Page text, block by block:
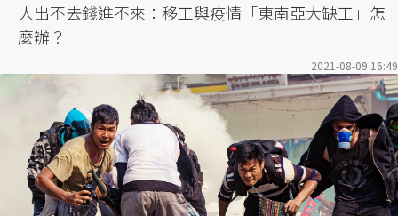
人出不去錢進不來：移工與疫情「東南亞大缺工」怎
麼辦？
2021-08-09 16:49